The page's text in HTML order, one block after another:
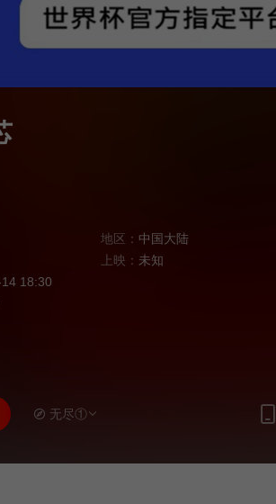
地区： 中国大陆
上映： 未知
18:30
无尽①